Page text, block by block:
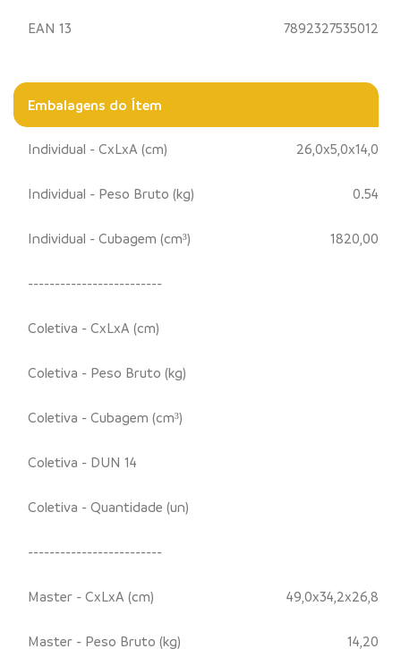
EAN 13 7892327535012
Embalagens do Ítem
Individual - CxLxA (cm) 26,0x5,0x14,0
Individual - Peso Bruto (kg) 0.54
Individual - Cubagem (cm³) 1820,00
-------------------------
Coletiva - CxLxA (cm)
Coletiva - Peso Bruto (kg)
Coletiva - Cubagem (cm³)
Coletiva - DUN 14
Coletiva - Quantidade (un)
-------------------------
Master - CxLxA (cm) 49,0x34,2x26,8
Master - Peso Bruto (kg) 14,20